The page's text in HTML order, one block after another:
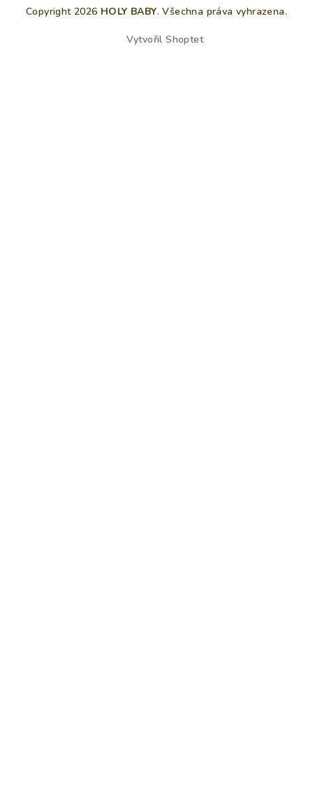
Copyright 2026 HOLY BABY. Všechna práva vyhrazena.
Vytvořil Shoptet